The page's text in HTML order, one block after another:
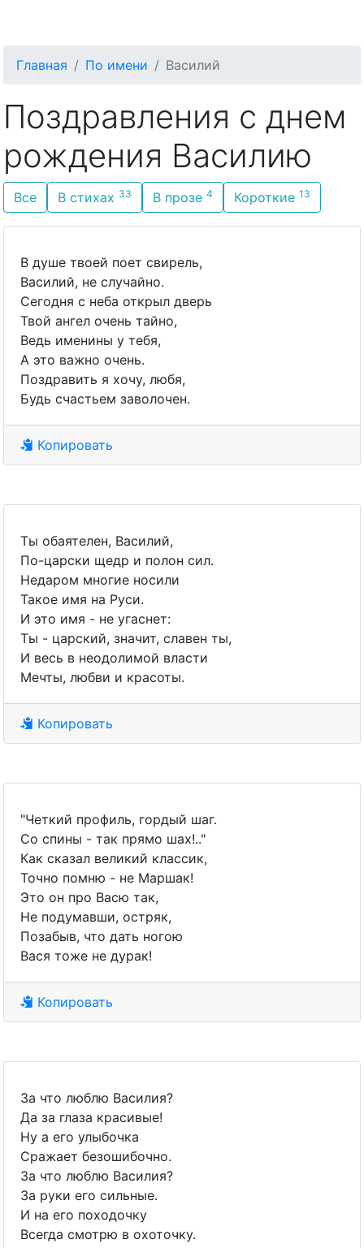
Главная По имени Василий
Поздравления с днем
рождения Василию
Все В стихах 33 В прозе 4 Короткие 13
В душе твоей поет свирель,
Василий, не случайно.
Сегодня с неба открыл дверь
Твой ангел очень тайно,
Ведь именины у тебя,
А это важно очень.
Поздравить я хочу, любя,
Будь счастьем заволочен.
Копировать
Ты обаятелен, Василий,
По-царски щедр и полон сил.
Недаром многие носили
Такое имя на Руси.
И это имя - не угаснет:
Ты - царский, значит, славен ты,
И весь в неодолимой власти
Мечты, любви и красоты.
Копировать
"Четкий профиль, гордый шаг.
Со спины - так прямо шах!.."
Как сказал великий классик,
Точно помню - не Маршак!
Это он про Васю так,
Не подумавши, остряк,
Позабыв, что дать ногою
Вася тоже не дурак!
Копировать
За что люблю Василия?
Да за глаза красивые!
Ну а его улыбочка
Сражает безошибочно.
За что люблю Василия?
За руки его сильные.
И на его походочку
Всегда смотрю в охоточку.